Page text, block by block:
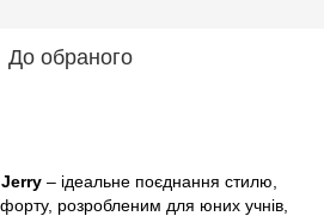
До обраного
Jerry – ідеальне поєднання стилю,
розробленим для юних учнів,